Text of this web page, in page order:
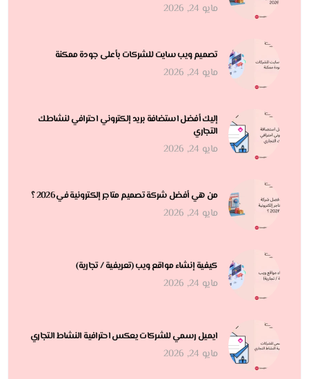
مايو 24, 2026
تصميم ويب سايت للشركات بأعلى جودة ممكنة
مايو 24, 2026
إليك أفضل استضافة بريد إلكتروني احترافي لنشاطك
التجاري
مايو 24, 2026
من هي أفضل شركة تصميم متاجر إلكترونية في 2026 ؟
مايو 24, 2026
كيفية إنشاء مواقع ويب (تعريفية / تجارية)
مايو 24, 2026
ايميل رسمي للشركات يعكس احترافية النشاط التجاري
مايو 24, 2026